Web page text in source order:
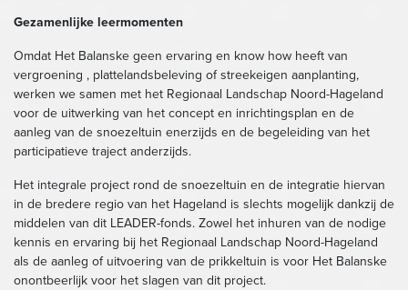
Gezamenlijke leermomenten
Omdat Het Balanske geen ervaring en know how heeft van
vergroening , plattelandsbeleving of streekeigen aanplanting,
werken we samen met het Regionaal Landschap Noord-Hageland
voor de uitwerking van het concept en inrichtingsplan en de
aanleg van de snoezeltuin enerzijds en de begeleiding van het
participatieve traject anderzijds.
Het integrale project rond de snoezeltuin en de integratie hiervan
in de bredere regio van het Hageland is slechts mogelijk dankzij de
middelen van dit LEADER-fonds. Zowel het inhuren van de nodige
kennis en ervaring bij het Regionaal Landschap Noord-Hageland
als de aanleg of uitvoering van de prikkeltuin is voor Het Balanske
onontbeerlijk voor het slagen van dit project.